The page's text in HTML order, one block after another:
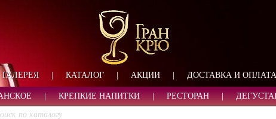
ЛОГИН
ЗАПОМНИТЬ МЕНЯ
ВАШЕ ИМЯ:
ТЕЛЕФОН:
ИМЯ
ГАЛЕРЕЯ | КАТАЛОГ АКЦИИ ДОСТАВКА И ОПЛАТА
КРЕПКИЕ НАПИТКИ РЕСТОРАН